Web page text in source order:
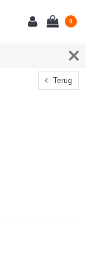
0
Terug